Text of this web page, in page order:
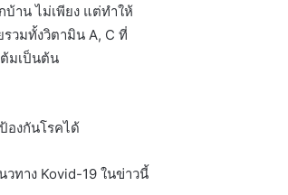
าน ไม่เพียง แต่ทำให้
วมทั้งวิตามิน A, C ที่
มเป็นต้น
องกันโรคได้
วทาง Kovid-19 ในข่าวนี้